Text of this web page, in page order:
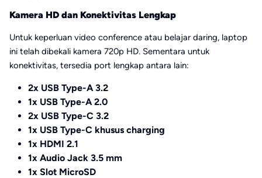
Kamera HD dan Konektivitas Lengkap
Untuk keperluan video conference atau belajar daring, laptop
ini telah dibekali kamera 720p HD. Sementara untuk
konektivitas, tersedia port lengkap antara lain:
2x USB Type-A 3.2
1x USB Type-A 2.0
2x USB Type-C 3.2
1x USB Type-C khusus charging
1x HDMI 2.1
1x Audio Jack 3.5 mm
1x Slot MicroSD